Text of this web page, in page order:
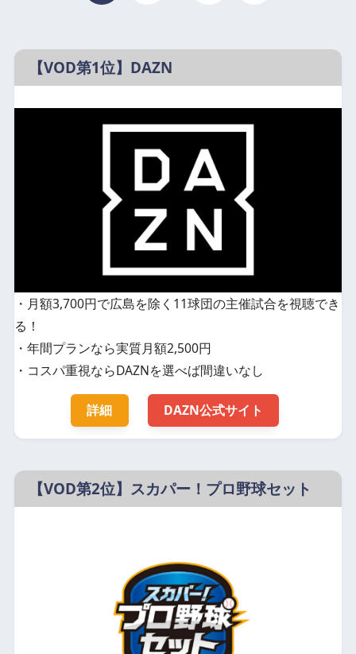
【VOD第1位】DAZN
・月額3,700円で広島を除く11球団の主催試合を視聴でき
る！
・年間プランなら実質月額2,500円
・コスパ重視ならDAZNを選べば間違いなし
詳細 DAZN公式サイト
【VOD第2位】スカパー！プロ野球セット